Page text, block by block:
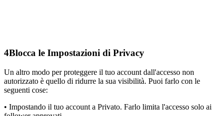
4Blocca le Impostazioni di Privacy
Un altro modo per proteggere il tuo account dall'accesso non
autorizzato è quello di ridurre la sua visibilità. Puoi farlo con le
seguenti cose:
• Impostando il tuo account a Privato. Farlo limita l'accesso solo ai